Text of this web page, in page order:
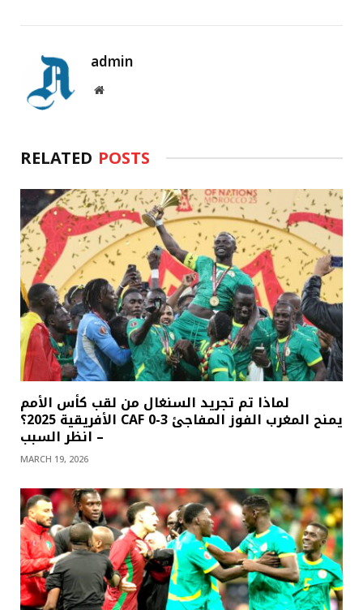
admin
Website
RELATED POSTS
لماذا تم تجريد السنغال من لقب كأس الأمم
الأفريقية 2025؟ CAF يمنح المغرب الفوز المفاجئ 3-0
– انظر السبب
MARCH 19, 2026